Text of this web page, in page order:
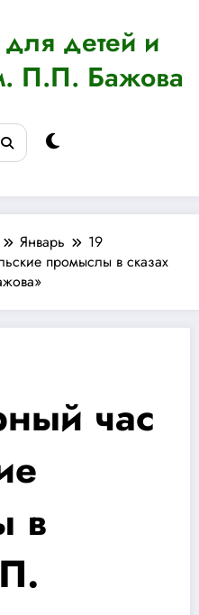
детей и
П.П. Бажова
Январь
19
промыслы в сказах
час
в